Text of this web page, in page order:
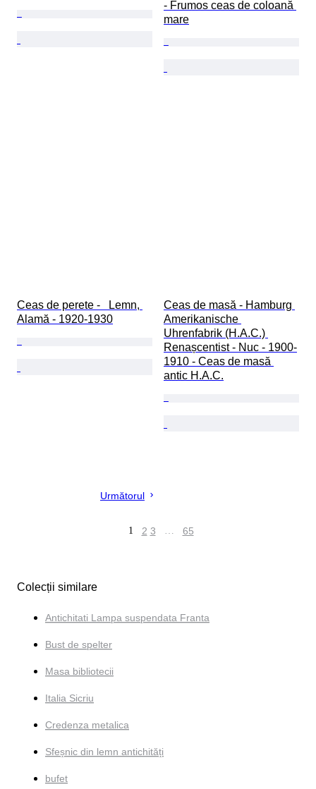
- Frumos ceas de coloană
mare
Ceas de perete -   Lemn,
Alamă - 1920-1930
Ceas de masă - Hamburg
Amerikanische
Uhrenfabrik (H.A.C.)
Renașcentist - Nuc - 1900-
1910 - Ceas de masă
antic H.A.C.
Următorul
1 2 3 … 65
Colecții similare
Antichitati Lampa suspendata Franta
Bust de spelter
Masa bibliotecii
Italia Sicriu
Credenza metalica
Sfeșnic din lemn antichități
bufet